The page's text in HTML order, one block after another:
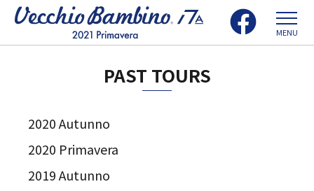
MENU
PAST TOURS
2020 Autunno
2020 Primavera
2019 Autunno